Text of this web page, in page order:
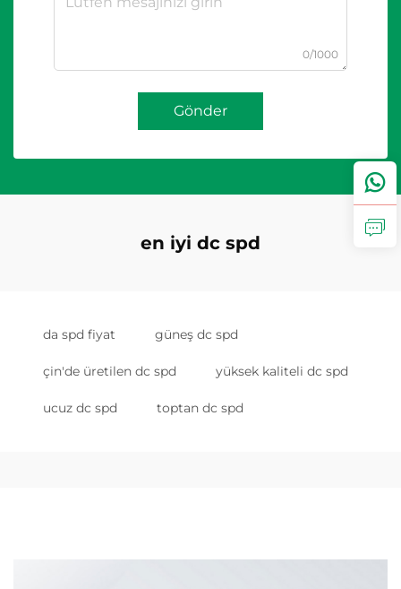
0/1000
Gönder
en iyi dc spd
da spd fiyat güneş dc spd
çin'de üretilen dc spd yüksek kaliteli dc spd
ucuz dc spd toptan dc spd